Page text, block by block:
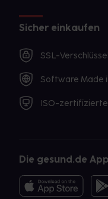
Sicher einkaufen
SSL-
Software Made
ISO-
Die gesund.de App